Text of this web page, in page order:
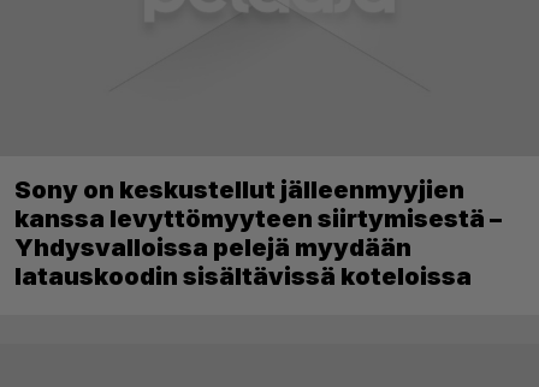
Sony on keskustellut jälleenmyyjien
kanssa levyttömyyteen siirtymisestä –
Yhdysvalloissa pelejä myydään
latauskoodin sisältävissä koteloissa